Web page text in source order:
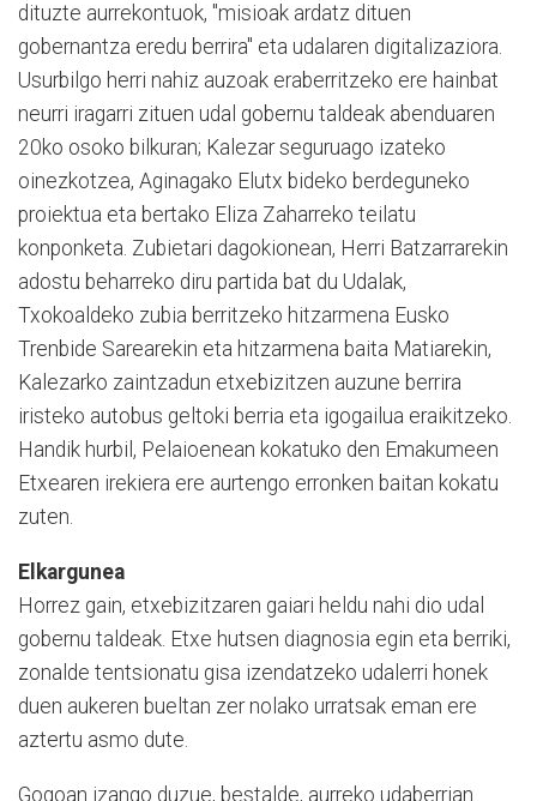
dituzte aurrekontuok, "misioak ardatz dituen
gobernantza eredu berrira" eta udalaren digitalizaziora.
Usurbilgo herri nahiz auzoak eraberritzeko ere hainbat
neurri iragarri zituen udal gobernu taldeak abenduaren
20ko osoko bilkuran; Kalezar seguruago izateko
oinezkotzea, Aginagako Elutx bideko berdeguneko
proiektua eta bertako Eliza Zaharreko teilatu
konponketa. Zubietari dagokionean, Herri Batzarrarekin
adostu beharreko diru partida bat du Udalak,
Txokoaldeko zubia berritzeko hitzarmena Eusko
Trenbide Sarearekin eta hitzarmena baita Matiarekin,
Kalezarko zaintzadun etxebizitzen auzune berrira
iristeko autobus geltoki berria eta igogailua eraikitzeko.
Handik hurbil, Pelaioenean kokatuko den Emakumeen
Etxearen irekiera ere aurtengo erronken baitan kokatu
zuten.
Elkargunea
Horrez gain, etxebizitzaren gaiari heldu nahi dio udal
gobernu taldeak. Etxe hutsen diagnosia egin eta berriki,
zonalde tentsionatu gisa izendatzeko udalerri honek
duen aukeren bueltan zer nolako urratsak eman ere
aztertu asmo dute.
Gogoan izango duzue, bestalde, aurreko udaberrian